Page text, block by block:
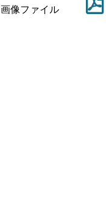
画像ファイル